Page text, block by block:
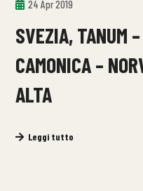
24 Apr 2019
SVEZIA, TANUM
CAMONICA –
ALTA
Leggi tutto